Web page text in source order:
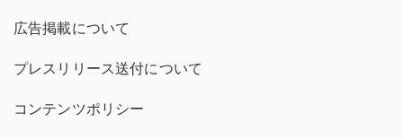
広告掲載について
プレスリリース送付について
コンテンツポリシー